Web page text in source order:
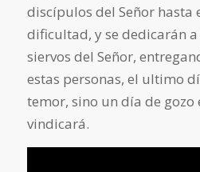
discípulos del Señor hasta
dificultad, y se dedicarán
siervos del Señor,
estas personas, el ultimo
temor, sino un día de gozo
vindicará.